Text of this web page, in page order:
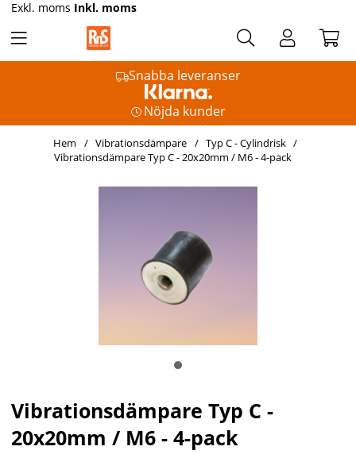
Snabba leveranser
Nöjda kunder
Exkl. moms Inkl. moms
Hem Vibrationsdämpare
Typ C - Cylindrisk
Vibrationsdämpare Typ C - 20x20mm / M6 - 4-pack
Vibrationsdämpare Typ C -
20x20mm / M6 - 4-pack